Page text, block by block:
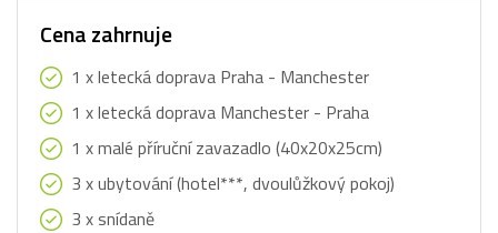
Cena zahrnuje
1 x letecká doprava Praha - Manchester
1 x letecká doprava Manchester - Praha
1 x malé příruční zavazadlo (40x20x25cm)
3 x ubytování (hotel***, dvoulůžkový pokoj)
3 x snídaně